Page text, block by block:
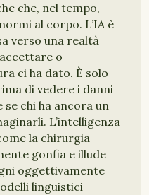
che, nel tempo,
al corpo. L’IA è
verso una realtà
o
ci ha dato. È solo
di vedere i danni
se chi ha ancora un
L’intelligenza
la chirurgia
gonfia e illude
oggettivamente
linguistici